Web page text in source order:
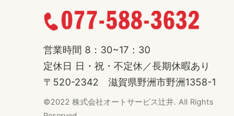
営業時間 8：30~17：30
定休日 日・祝・不定休／長期休暇あり
〒520-2342 滋賀県野洲市野洲1358-1
©2022 株式会社オートサービス辻井. All Rights